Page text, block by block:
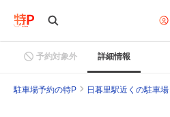
予約対象外 詳細情報
駐車場予約の特P 日暮里駅近くの駐車場